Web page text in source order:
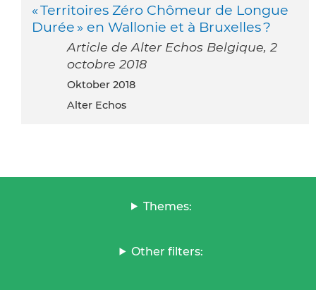
« Territoires Zéro Chômeur de Longue
Durée » en Wallonie et à Bruxelles ?
Article de Alter Echos Belgique, 2
octobre 2018
Oktober 2018
Alter Echos
Themes:
Other filters: